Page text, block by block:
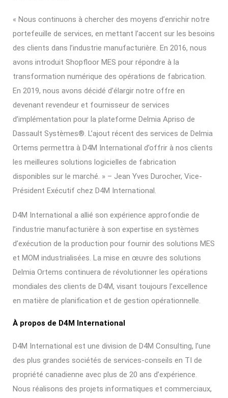
« Nous continuons à chercher des moyens d’enrichir notre
portefeuille de services, en mettant l’accent sur les besoins
des clients dans l’industrie manufacturière. En 2016, nous
avons introduit Shopfloor MES pour répondre à la
transformation numérique des opérations de fabrication.
En 2019, nous avons décidé d’élargir notre offre en
devenant revendeur et fournisseur de services
d’implémentation pour la plateforme Delmia Apriso de
Dassault Systèmes®. L’ajout récent des services de Delmia
Ortems permettra à D4M International d’offrir à nos clients
les meilleures solutions logicielles de fabrication
disponibles sur le marché. » – Jean Yves Durocher, Vice-
Président Exécutif chez D4M International.
D4M International a allié son expérience approfondie de
l’industrie manufacturière à son expertise en systèmes
d’exécution de la production pour fournir des solutions MES
et MOM industrialisées. La mise en œuvre des solutions
Delmia Ortems continuera de révolutionner les opérations
mondiales des clients de D4M, visant toujours l’excellence
en matière de planification et de gestion opérationnelle.
À propos de D4M International
D4M International est une division de D4M Consulting, l’une
des plus grandes sociétés de services-conseils en TI de
propriété canadienne avec plus de 20 ans d’expérience.
Nous réalisons des projets informatiques et commerciaux,